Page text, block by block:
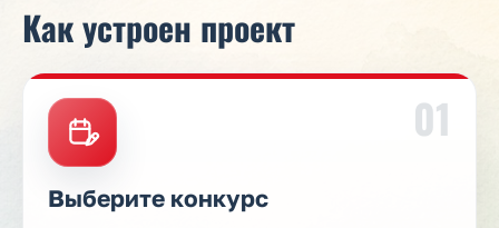
Как устроен проект
01
Выберите конкурс